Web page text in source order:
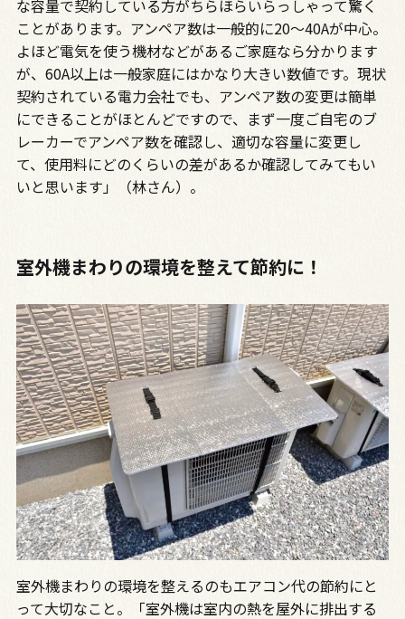
な容量で契約している方がちらほらいらっしゃって驚く
ことがあります。アンペア数は一般的に20〜40Aが中心。
よほど電気を使う機材などがあるご家庭なら分かります
が、60A以上は一般家庭にはかなり大きい数値です。現状
契約されている電力会社でも、アンペア数の変更は簡単
にできることがほとんどですので、まず一度ご自宅のブ
レーカーでアンペア数を確認し、適切な容量に変更し
て、使用料にどのくらいの差があるか確認してみてもい
いと思います」（林さん）。
室外機まわりの環境を整えて節約に！
室外機まわりの環境を整えるのもエアコン代の節約にと
って大切なこと。「室外機は室内の熱を屋外に排出する